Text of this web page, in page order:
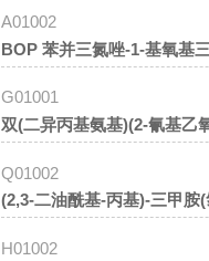
A01002
BOP 苯并三氮唑-1-基氧
G01001
双(二异丙基氨基)(2-氰基乙
Q01002
(2,3-二油酰基-丙基)-三甲
H01002